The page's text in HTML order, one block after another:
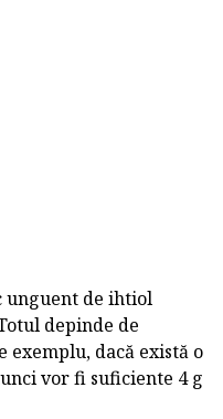
unguent de ihtiol
depinde de
exemplu, dacă există o
vor fi suficiente 4 g